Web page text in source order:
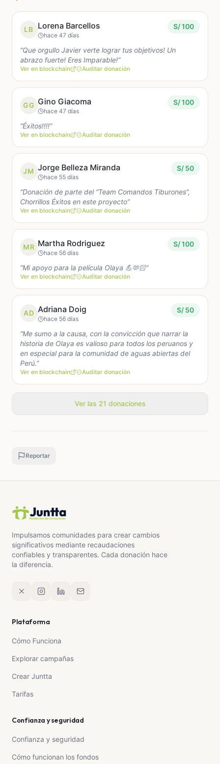
de sonido, colorización, música, marketing y
distribución. Estos procesos son fundamentales
para que Olaya: La Película pueda llegar al público
con la calidad necesaria para emocionar, inspirar y
representar dignamente al cine peruano.
Creemos profundamente que esta película puede
tener un impacto importante en el país. En una
época donde necesitamos más historias que unan
recuerden el poder de la perseverancia y la
identidad peruana, Olaya busca convertirse en una
obra que inspire a jóvenes, familias y futuras
generaciones de cineastas.
Cada aporte, grande o pequeño, significa
muchísimo para nosotros. No solo estarán
ayudando a terminar una película; estarán ayudando
a demostrar que el cine peruano independiente sí
puede salir adelante cuando las personas se unen
detrás de una historia con corazón.
Queremos invitarte a ser parte de este sueño.
Acompáñanos en el último tramo de este viaje y
ayúdanos a llevar Olaya: La Película hasta la
pantalla.
Porque esta historia no solo es nuestra.
También puede ser parte de todos los peruanos.
LB Lorena Barcellos
hace 47 días
S/ 100
“Que orgullo Javier verte lograr tus objetivos! Un
abrazo fuerte! Eres Imparable!”
Ver en blockchain Auditar donación
GG Gino Giacoma
hace 47 días
S/ 100
“Éxitos!!!!”
Ver en blockchain Auditar donación
JM Jorge Belleza Miranda
hace 55 días
S/ 50
“Donación de parte del “Team Comandos Tiburones”,
Chorrillos Éxitos en este proyecto”
Ver en blockchain Auditar donación
MR Martha Rodriguez
hace 56 días
S/ 100
“Mi apoyo para la película Olaya 💪🫶🏻”
Ver en blockchain Auditar donación
AD Adriana Doig
hace 56 días
S/ 50
“Me sumo a la causa, con la convicción que narrar la
historia de Olaya es valioso para todos los peruanos y
en especial para la comunidad de aguas abiertas del
Perú.”
Ver en blockchain Auditar donación
Ver las 21 donaciones
Reportar
Impulsamos comunidades para crear cambios
significativos mediante recaudaciones
confiables y transparentes. Cada donación hace
la diferencia.
Plataforma
Cómo Funciona
Explorar campañas
Crear Juntta
Tarifas
Confianza y seguridad
Confianza y seguridad
Cómo funcionan los fondos